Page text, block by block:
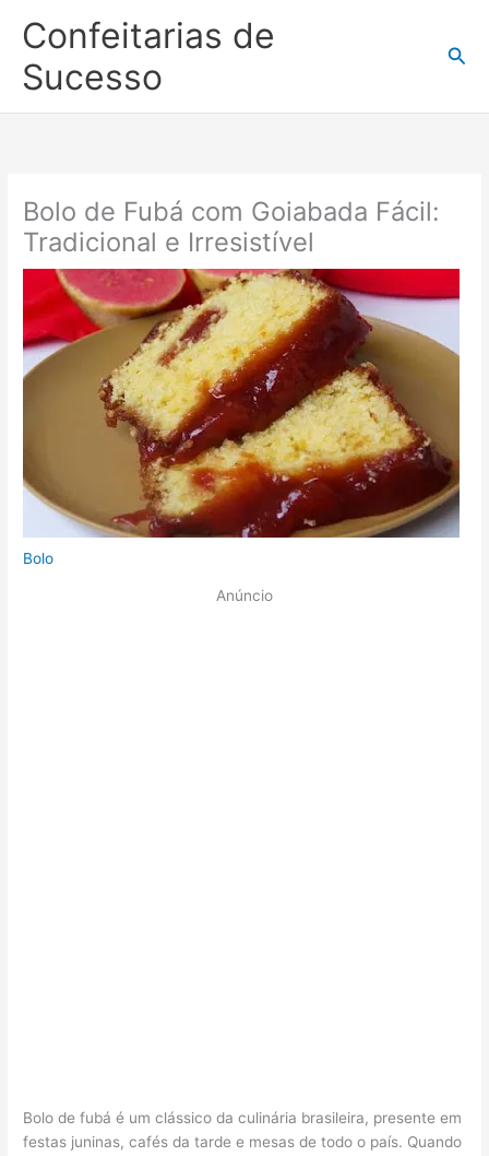
para
conteúdo
Confeitarias de
Sucesso
Bolo de Fubá com Goiabada Fácil:
Tradicional e Irresistível
Bolo
Anúncio
Bolo de fubá é um clássico da culinária brasileira, presente em
festas juninas, cafés da tarde e mesas de todo o país. Quando